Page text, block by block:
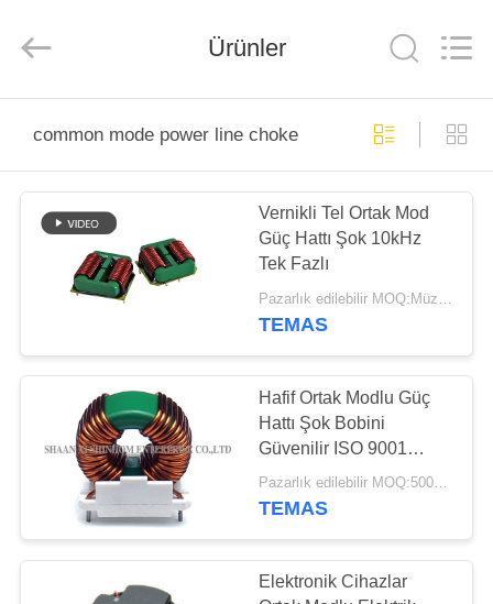
ÜRÜNLER
VIDEOLAR
FABRIKA
TURU
KALITE
KONTROLÜ
Enterprise
Co.,Ltd.
Ürünler
common mode power line choke
Vernikli Tel Ortak Mod
Güç Hattı Şok 10kHz
Tek Fazlı
Pazarlık edilebilir MOQ:Müzakere
TEMAS
Hafif Ortak Modlu Güç
Hattı Şok Bobini
Güvenilir ISO 9001
Sertifikası
Pazarlık edilebilir MOQ:5000PCS
TEMAS
Elektronik Cihazlar